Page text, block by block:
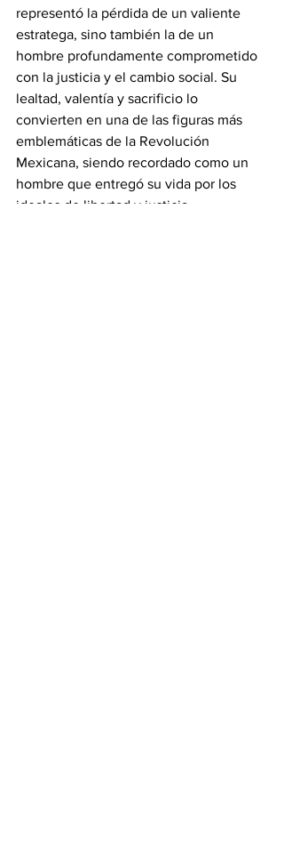
representó la pérdida de un valiente
estratega, sino también la de un
hombre profundamente comprometido
con la justicia y el cambio social. Su
lealtad, valentía y sacrificio lo
convierten en una de las figuras más
emblemáticas de la Revolución
Mexicana, siendo recordado como un
hombre que entregó su vida por los
ideales de libertad y justicia.